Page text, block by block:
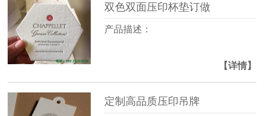
双色双面压印杯垫订做
产品描述：
【详情】
定制高品质压印吊牌